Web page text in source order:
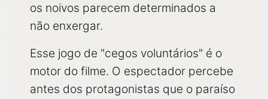
os noivos parecem determinados a
não enxergar.
Esse jogo de "cegos voluntários" é o
motor do filme. O espectador percebe
antes dos protagonistas que o paraíso